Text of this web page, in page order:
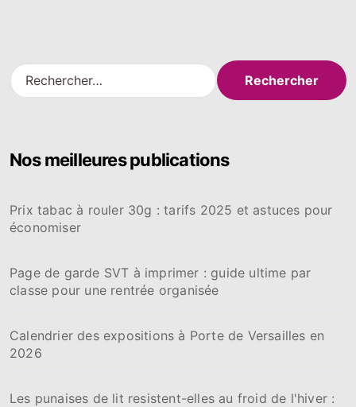
R
e
r
e
r
Nos meilleures publications
Prix tabac à rouler 30g : tarifs 2025 et astuces pour
économiser
Page de garde SVT à imprimer : guide ultime par
classe pour une rentrée organisée
Calendrier des expositions à Porte de Versailles en
2026
Les punaises de lit resistent-elles au froid de l'hiver :